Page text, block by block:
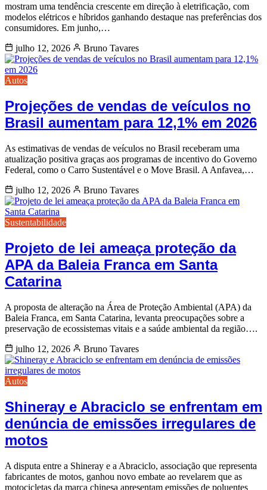
mostram uma tendência crescente em direção à eletrificação, com
modelos elétricos e híbridos ganhando destaque nas preferências dos
consumidores. Em junho,…
julho 12, 2026
Bruno Tavares
Autos
Projeções de vendas de veículos no
Brasil aumentam para 12,1% em 2026
As estimativas de vendas de veículos no Brasil receberam uma
atualização positiva graças aos programas de incentivo do Governo
Federal, como o Carro Sustentável e o Move Brasil. A Anfavea,…
julho 12, 2026
Bruno Tavares
Sustentabilidade
Projeto de lei ameaça proteção da
APA da Baleia Franca em Santa
Catarina
A proposta de alteração na Área de Proteção Ambiental (APA) da
Baleia Franca, em Santa Catarina, levanta preocupações sobre a
preservação de ecossistemas vitais e a saúde ambiental da região….
julho 12, 2026
Bruno Tavares
Autos
Shineray e Abraciclo se enfrentam em
denúncia de emissões irregulares de
motos
A disputa entre a Shineray e a Abraciclo, associação que representa
fabricantes de motos, ganhou novo embate ao revelarem que as
motocicletas da marca chinesa apresentam emissões de poluentes